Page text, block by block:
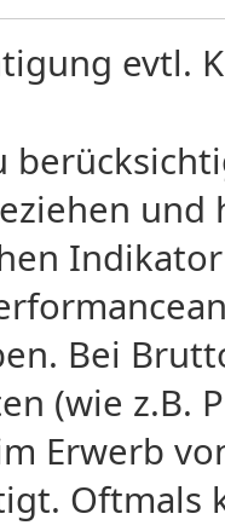
evtl.
Bei
(wie z.B.
Erwerb
Oftmals